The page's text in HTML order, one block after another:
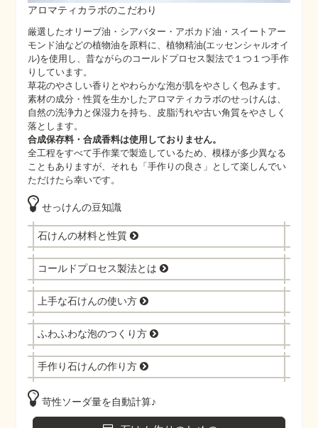
アロマティカラボのこだわり
厳選したオリーブ油・シアバター・アボカド油・スイートアー
モンド油などの植物油を原料に、植物精油(エッセンシャルオイ
ル)を使用し、昔ながらのコールドプロセス製法で１つ１つ手作
りしています。
草花のやさしい香りとやわらかな泡が肌をやさしく包みます。
素材の成分・性質を生かしたアロマティカラボのせっけんは、
自然の洗浄力と保湿力を持ち、皮脂汚れや古い角質をやさしく
落とします。
合成保存料・合成香料は使用しておりません。
全工程をすべて手作業で製造しているため、模様が多少異なる
こともありますが、それも「手作りの良さ」として楽しんでい
ただけたら幸いです。
せっけんの豆知識
石けんの材料と性質
コールドプロセス製法とは
上手な石けんの使い方
ふわふわな泡のつくり方
手作り石けんの作り方
苛性ソーダ量を自動計算♪